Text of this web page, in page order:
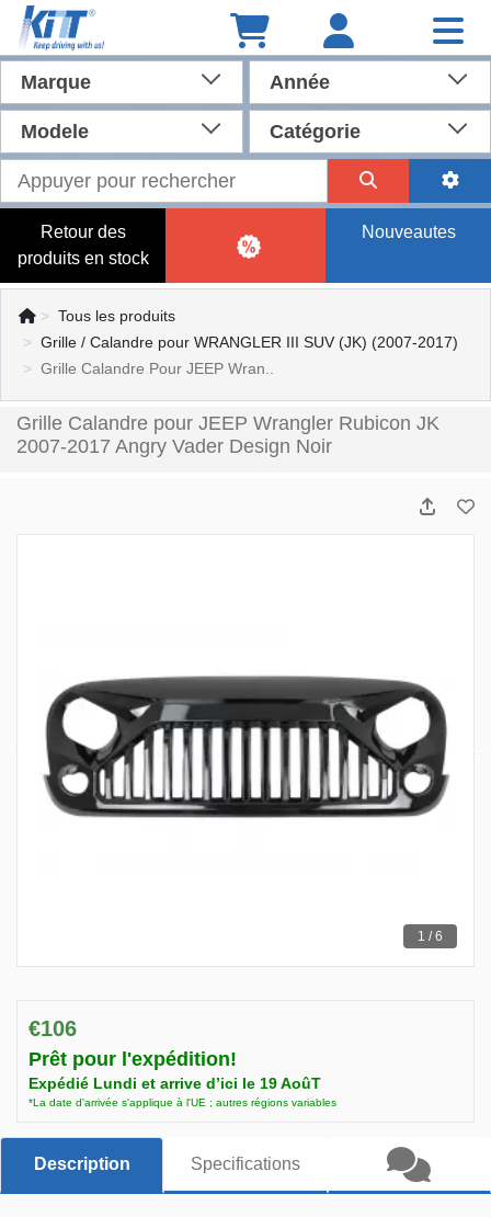
Marque Année
Modele Catégorie
Retour des
produits en stock
Nouveautes
Tous les produits
Grille / Calandre pour WRANGLER III SUV (JK) (2007-2017)
Grille Calandre Pour JEEP Wran..
Grille Calandre pour JEEP Wrangler Rubicon JK
2007-2017 Angry Vader Design Noir
1 / 6
€106
Prêt pour l'expédition!
Expédié Lundi et arrive d’ici le 19 AoûT
*La date d'arrivée s'applique à l'UE ; autres régions variables
Description Specifications